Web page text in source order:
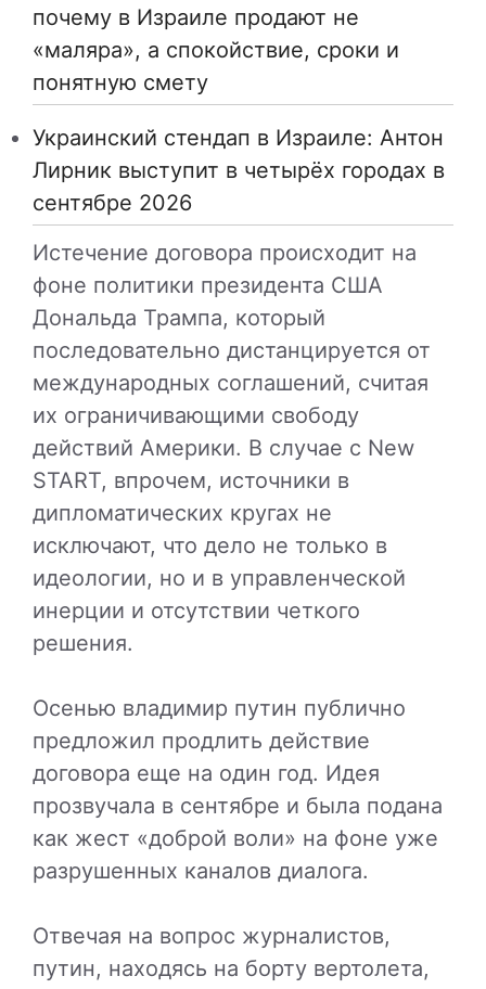
почему в Израиле продают не
«маляра», а спокойствие, сроки и
понятную смету
Украинский стендап в Израиле: Антон
Лирник выступит в четырёх городах в
сентябре 2026
Истечение договора происходит на
фоне политики президента США
Дональда Трампа, который
последовательно дистанцируется от
международных соглашений, считая
их ограничивающими свободу
действий Америки. В случае с New
START, впрочем, источники в
дипломатических кругах не
исключают, что дело не только в
идеологии, но и в управленческой
инерции и отсутствии четкого
решения.
Осенью владимир путин публично
предложил продлить действие
договора еще на один год. Идея
прозвучала в сентябре и была подана
как жест «доброй воли» на фоне уже
разрушенных каналов диалога.
Отвечая на вопрос журналистов,
путин, находясь на борту вертолета,